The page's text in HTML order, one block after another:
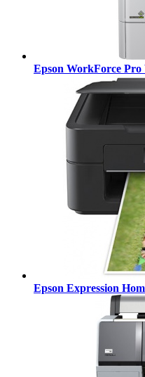
Epson WorkForce
Epson Expression